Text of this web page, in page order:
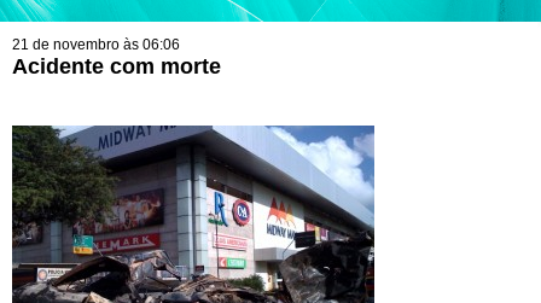
21 de novembro às 06:06
Acidente com morte